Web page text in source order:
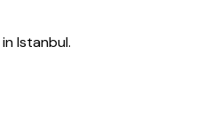
Istanbul.